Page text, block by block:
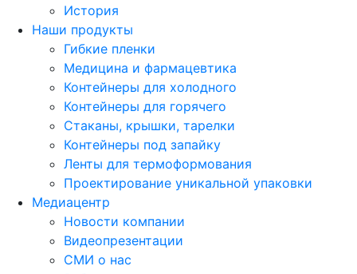
История
Наши продукты
Гибкие пленки
Медицина и фармацевтика
Контейнеры для холодного
Контейнеры для горячего
Стаканы, крышки, тарелки
Контейнеры под запайку
Ленты для термоформования
Проектирование уникальной упаковки
Медиацентр
Новости компании
Видеопрезентации
СМИ о нас